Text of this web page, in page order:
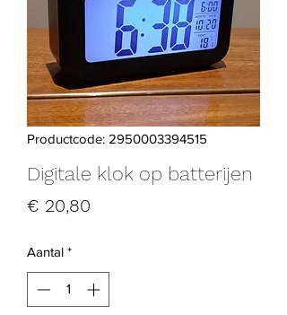
Productcode: 2950003394515
Digitale klok op batterijen
€ 20,80
Aantal *